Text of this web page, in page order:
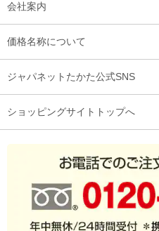
会社案内
価格名称について
ジャパネットたかた公式SNS
ショッピングサイトトップへ